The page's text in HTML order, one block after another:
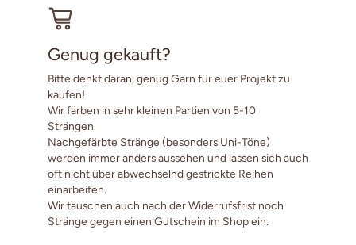
Genug gekauft?
Bitte denkt daran, genug Garn für euer Projekt zu
kaufen!
Wir färben in sehr kleinen Partien von 5-10
Strängen.
Nachgefärbte Stränge (besonders Uni-Töne)
werden immer anders aussehen und lassen sich auch
oft nicht über abwechselnd gestrickte Reihen
einarbeiten.
Wir tauschen auch nach der Widerrufsfrist noch
Stränge gegen einen Gutschein im Shop ein.